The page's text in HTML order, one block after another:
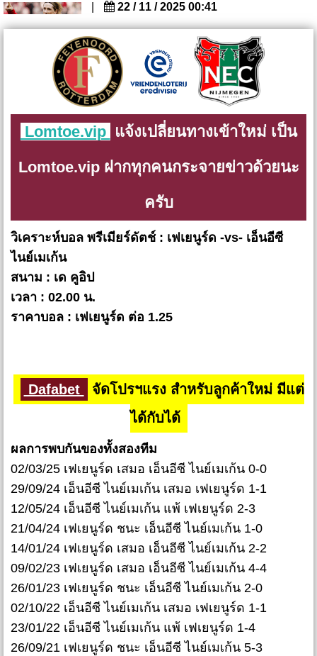
22 / 11 / 2025 00:41
Lomtoe.vip แจ้งเปลี่ยนทางเข้าใหม่ เป็น
Lomtoe.vip ฝากทุกคนกระจายข่าวด้วยนะ
ครับ
วิเคราะห์บอล พรีเมียร์ดัตช์ : เฟเยนูร์ด -vs- เอ็นอีซี
ไนย์เมเก้น
สนาม : เด คูอิป
เวลา : 02.00 น.
ราคาบอล : เฟเยนูร์ด ต่อ 1.25
Dafabet
จัดโปรฯแรง สำหรับลูกค้าใหม่ มีแต่
ได้กับได้
ผลการพบกันของทั้งสองทีม
02/03/25 เฟเยนูร์ด เสมอ เอ็นอีซี ไนย์เมเก้น 0-0
29/09/24 เอ็นอีซี ไนย์เมเก้น เสมอ เฟเยนูร์ด 1-1
12/05/24 เอ็นอีซี ไนย์เมเก้น แพ้ เฟเยนูร์ด 2-3
21/04/24 เฟเยนูร์ด ชนะ เอ็นอีซี ไนย์เมเก้น 1-0
14/01/24 เฟเยนูร์ด เสมอ เอ็นอีซี ไนย์เมเก้น 2-2
09/02/23 เฟเยนูร์ด เสมอ เอ็นอีซี ไนย์เมเก้น 4-4
26/01/23 เฟเยนูร์ด ชนะ เอ็นอีซี ไนย์เมเก้น 2-0
02/10/22 เอ็นอีซี ไนย์เมเก้น เสมอ เฟเยนูร์ด 1-1
23/01/22 เอ็นอีซี ไนย์เมเก้น แพ้ เฟเยนูร์ด 1-4
26/09/21 เฟเยนูร์ด ชนะ เอ็นอีซี ไนย์เมเก้น 5-3